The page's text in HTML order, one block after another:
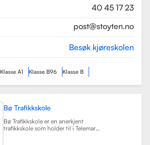
40 45 17 23
post@stoyten.no
Besøk kjøreskolen
Klasse A1 Klasse B96 Klasse B
Bø Trafikkskole
Bø Trafikkskole er en anerkjent
trafikkskole som holder til i Telemark,